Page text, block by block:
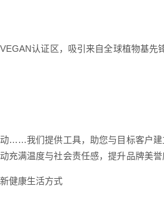
认证区，吸引来自全球植物基
……我们提供工具，助您与目标客户
满温度与社会责任感，提升品牌美誉
健康生活方式